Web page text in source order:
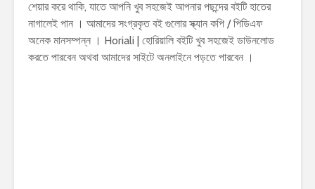
শেয়ার করে থাকি, যাতে আপনি খুব সহজেই আপনার পছন্দের বইটি হাতের
নাগালেই পান । আমাদের সংগ্রকৃত বই গুলোর স্ক্যান কপি / পিডিএফ
অনেক মানসম্পন্ন । Horiali | হোরিয়ালি বইটি খুব সহজেই ডাউনলোড
করতে পারবেন অথবা আমাদের সাইটে অনলাইনে পড়তে পারবেন ।